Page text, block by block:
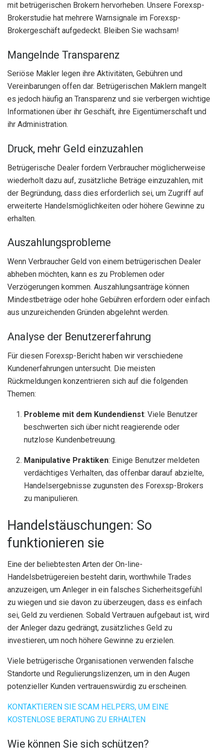
mit betrügerischen Brokern hervorheben. Unsere Forexsp-
Brokerstudie hat mehrere Warnsignale im Forexsp-
Brokergeschäft aufgedeckt. Bleiben Sie wachsam!
Mangelnde Transparenz
Seriöse Makler legen ihre Aktivitäten, Gebühren und
Vereinbarungen offen dar. Betrügerischen Maklern mangelt
es jedoch häufig an Transparenz und sie verbergen wichtige
Informationen über ihr Geschäft, ihre Eigentümerschaft und
ihr Administration.
Druck, mehr Geld einzuzahlen
Betrügerische Dealer fordern Verbraucher möglicherweise
wiederholt dazu auf, zusätzliche Beträge einzuzahlen, mit
der Begründung, dass dies erforderlich sei, um Zugriff auf
erweiterte Handelsmöglichkeiten oder höhere Gewinne zu
erhalten.
Auszahlungsprobleme
Wenn Verbraucher Geld von einem betrügerischen Dealer
abheben möchten, kann es zu Problemen oder
Verzögerungen kommen. Auszahlungsanträge können
Mindestbeträge oder hohe Gebühren erfordern oder einfach
aus unzureichenden Gründen abgelehnt werden.
Analyse der Benutzererfahrung
Für diesen Forexsp-Bericht haben wir verschiedene
Kundenerfahrungen untersucht. Die meisten
Rückmeldungen konzentrieren sich auf die folgenden
Themen:
Probleme mit dem Kundendienst: Viele Benutzer
beschwerten sich über nicht reagierende oder
nutzlose Kundenbetreuung.
Manipulative Praktiken: Einige Benutzer meldeten
verdächtiges Verhalten, das offenbar darauf abzielte,
Handelsergebnisse zugunsten des Forexsp-Brokers
zu manipulieren.
Handelstäuschungen: So
funktionieren sie
Eine der beliebtesten Arten der On-line-
Handelsbetrügereien besteht darin, worthwhile Trades
anzuzeigen, um Anleger in ein falsches Sicherheitsgefühl
zu wiegen und sie davon zu überzeugen, dass es einfach
sei, Geld zu verdienen. Sobald Vertrauen aufgebaut ist, wird
der Anleger dazu gedrängt, zusätzliches Geld zu
investieren, um noch höhere Gewinne zu erzielen.
Viele betrügerische Organisationen verwenden falsche
Standorte und Regulierungslizenzen, um in den Augen
potenzieller Kunden vertrauenswürdig zu erscheinen.
KONTAKTIEREN SIE SCAM HELPERS, UM EINE
KOSTENLOSE BERATUNG ZU ERHALTEN
Wie können Sie sich schützen?